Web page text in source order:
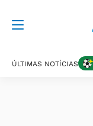
ÚLTIMAS NOTÍCIAS